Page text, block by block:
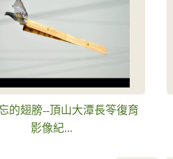
的翅膀--頂山大潭長笭復育
影像紀...